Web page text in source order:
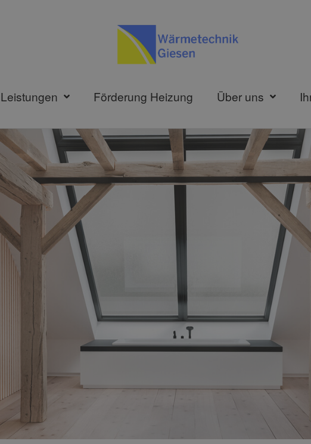
Leistungen Förderung Heizung Über uns